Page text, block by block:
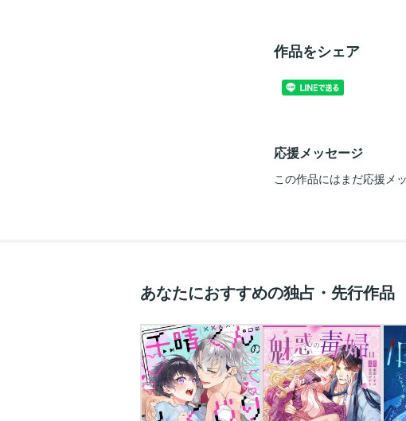
作品をシェア
応援メッセージ
この作品にはまだ応援メ
あなたにおすすめの独占・先行作品